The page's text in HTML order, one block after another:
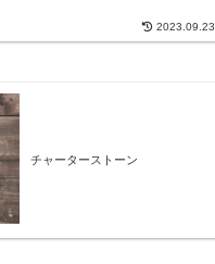
2023.09.23
チャーターストーン